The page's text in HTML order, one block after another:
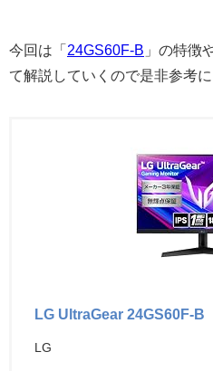
今回は「 24GS60F-B 」の特徴
て解説していくので是非参考に
LG UltraGear 24GS60F-B
LG